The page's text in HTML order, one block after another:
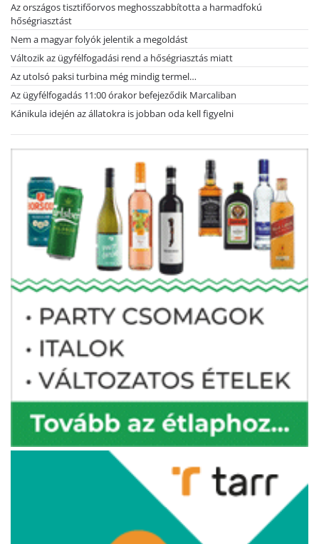
Az országos tisztifőorvos meghosszabbította a harmadfokú
hőségriasztást
Nem a magyar folyók jelentik a megoldást
Változik az ügyfélfogadási rend a hőségriasztás miatt
Az utolsó paksi turbina még mindig termel…
Az ügyfélfogadás 11:00 órakor befejeződik Marcaliban
Kánikula idején az állatokra is jobban oda kell figyelni